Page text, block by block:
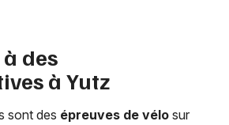
des
à Yutz
sont des épreuves de vélo sur